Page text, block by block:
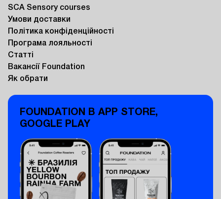
SCA Sensory courses
Умови доставки
Політика конфіденційності
Програма лояльності
Статті
Вакансії Foundation
Як обрати
FOUNDATION В APP STORE,
GOOGLE PLAY